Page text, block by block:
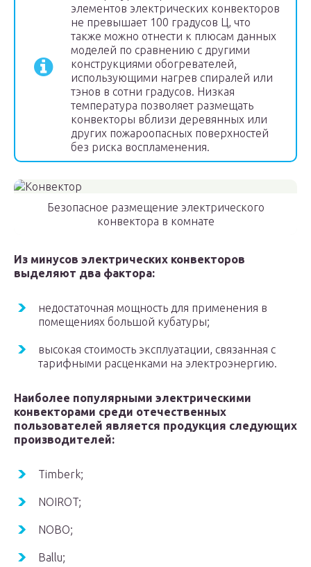
элементов электрических конвекторов
не превышает 100 градусов Ц, что
также можно отнести к плюсам данных
моделей по сравнению с другими
конструкциями обогревателей,
использующими нагрев спиралей или
тэнов в сотни градусов. Низкая
температура позволяет размещать
конвекторы вблизи деревянных или
других пожароопасных поверхностей
без риска воспламенения.
Безопасное размещение электрического
конвектора в комнате
Из минусов электрических конвекторов
выделяют два фактора:
недостаточная мощность для применения в
помещениях большой кубатуры;
высокая стоимость эксплуатации, связанная с
тарифными расценками на электроэнергию.
Наиболее популярными электрическими
конвекторами среди отечественных
пользователей является продукция следующих
производителей:
Timberk;
NOIROT;
NOBO;
Ballu;